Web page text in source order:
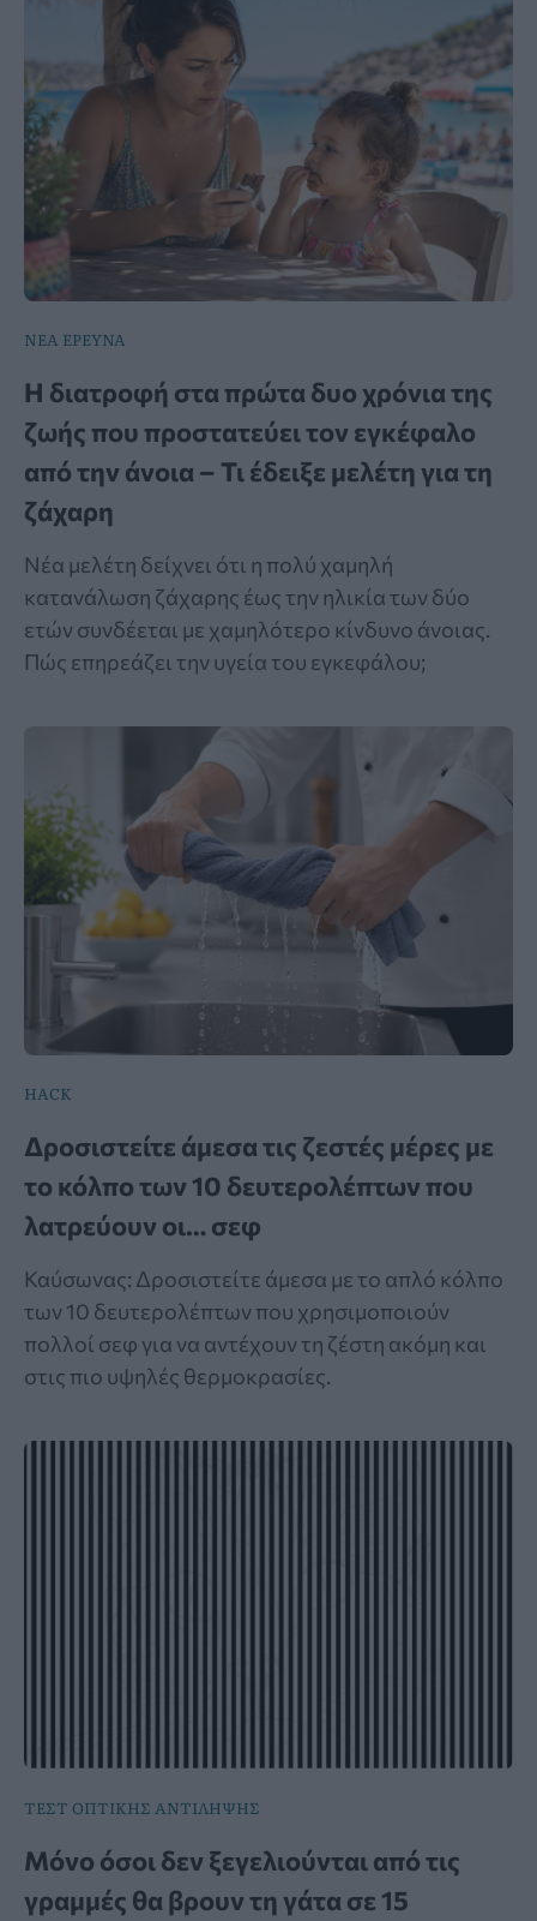
ΝΕΑ ΕΡΕΥΝΑ
Η διατροφή στα πρώτα δυο χρόνια της
ζωής που προστατεύει τον εγκέφαλο
από την άνοια – Τι έδειξε μελέτη για τη
ζάχαρη
Νέα μελέτη δείχνει ότι η πολύ χαμηλή
κατανάλωση ζάχαρης έως την ηλικία των δύο
ετών συνδέεται με χαμηλότερο κίνδυνο άνοιας.
Πώς επηρεάζει την υγεία του εγκεφάλου;
HACK
Δροσιστείτε άμεσα τις ζεστές μέρες με
το κόλπο των 10 δευτερολέπτων που
λατρεύουν οι… σεφ
Καύσωνας: Δροσιστείτε άμεσα με το απλό κόλπο
των 10 δευτερολέπτων που χρησιμοποιούν
πολλοί σεφ για να αντέχουν τη ζέστη ακόμη και
στις πιο υψηλές θερμοκρασίες.
ΤΕΣΤ ΟΠΤΙΚΗΣ ΑΝΤΙΛΗΨΗΣ
Μόνο όσοι δεν ξεγελιούνται από τις
γραμμές θα βρουν τη γάτα σε 15